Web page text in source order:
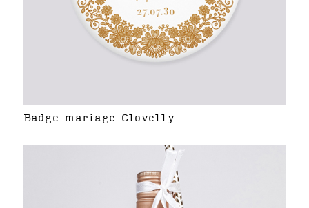
Badge mariage Clovelly